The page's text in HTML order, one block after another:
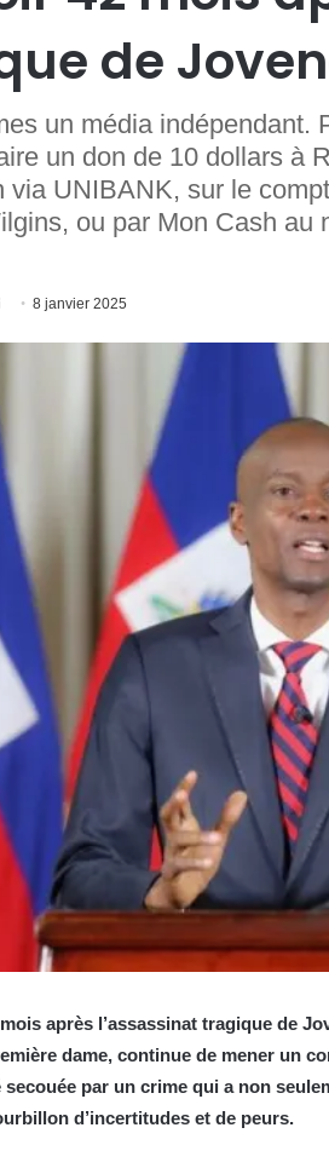
de
un média indépendant.
un don de 10 dollars à
via UNIBANK, sur le
ou par Mon Cash au
Envoyer8 janvier 2025
après l’assassinat tragique de
dame, continue de mener un
secouée par un crime qui a non
d’incertitudes et de peurs.